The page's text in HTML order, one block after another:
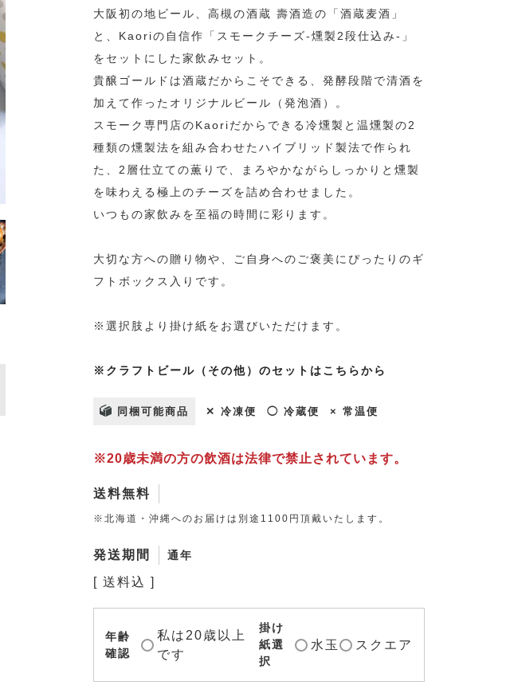
大阪初の地ビール、高槻の酒蔵 壽酒造の「酒蔵麦酒」
と、Kaoriの自信作「スモークチーズ-燻製2段仕込み-」
をセットにした家飲みセット。
貴醸ゴールドは酒蔵だからこそできる、発酵段階で清酒を
加えて作ったオリジナルビール（発泡酒）。
スモーク専門店のKaoriだからできる冷燻製と温燻製の2
種類の燻製法を組み合わせたハイブリッド製法で作られ
た、2層仕立ての薫りで、まろやかながらしっかりと燻製
を味わえる極上のチーズを詰め合わせました。
いつもの家飲みを至福の時間に彩ります。
大切な方への贈り物や、ご自身へのご褒美にぴったりのギ
フトボックス入りです。
※選択肢より掛け紙をお選びいただけます。
※クラフトビール（その他）のセットはこちらから
同梱可能商品 ✕ 冷凍便 ◯ 冷蔵便 × 常温便
※20歳未満の方の飲酒は法律で禁止されています。
送料無料
※北海道・沖縄へのお届けは別途1100円頂戴いたします。
発送期間 通年
送料込
年齢
確認
私は20歳以上
です
掛け
紙選
択
水玉 スクエア